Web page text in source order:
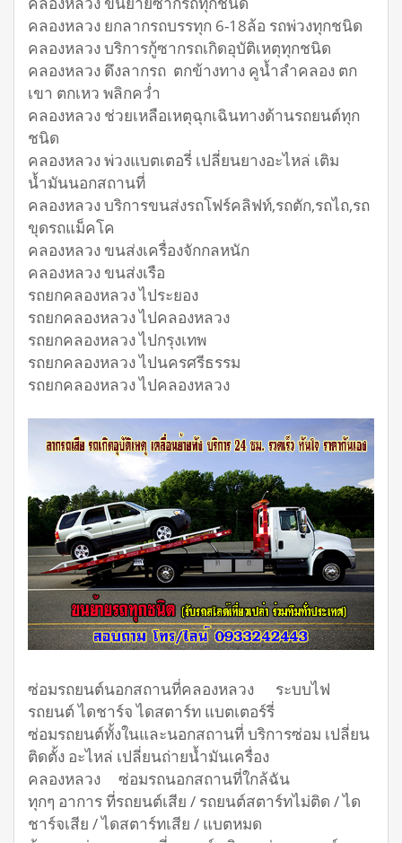
คลองหลวง ยกลากรถบรรทุก 6-18ล้อ รถพ่วงทุกชนิด
คลองหลวง บริการกู้ซากรถเกิดอุบัติเหตุทุกชนิด
คลองหลวง ดึงลากรถ ตกข้างทาง คูน้ำลำคลอง ตก
เขา ตกเหว พลิกคว่ำ
คลองหลวง ช่วยเหลือเหตุฉุกเฉินทางด้านรถยนต์ทุก
ชนิด
คลองหลวง พ่วงแบตเตอรี่ เปลี่ยนยางอะไหล่ เติม
น้ำมันนอกสถานที่
คลองหลวง บริการขนส่งรถโฟร์คลิฟท์,รถตัก,รถไถ,รถ
ขุดรถแม็คโค
คลองหลวง ขนส่งเครื่องจักกลหนัก
คลองหลวง ขนส่งเรือ
รถยกคลองหลวง ไประยอง
รถยกคลองหลวง ไปคลองหลวง
รถยกคลองหลวง ไปกรุงเทพ
รถยกคลองหลวง ไปนครศรีธรรม
รถยกคลองหลวง ไปคลองหลวง
ซ่อมรถยนต์นอกสถานที่คลองหลวง ระบบไฟ
รถยนต์ ไดชาร์จ ไดสตาร์ท แบตเตอร์รี่
ซ่อมรถยนต์ทั้งในและนอกสถานที่ บริการซ่อม เปลี่ยน
ติดตั้ง อะไหล่ เปลี่ยนถ่ายน้ำมันเครื่อง
คลองหลวง ซ่อมรถนอกสถานที่ใกล้ฉัน
ทุกๆ อาการ ที่รถยนต์เสีย / รถยนต์สตาร์ทไม่ติด / ได
ชาร์จเสีย / ไดสตาร์ทเสีย / แบตหมด